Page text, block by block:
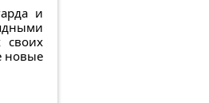
и
своих
новые